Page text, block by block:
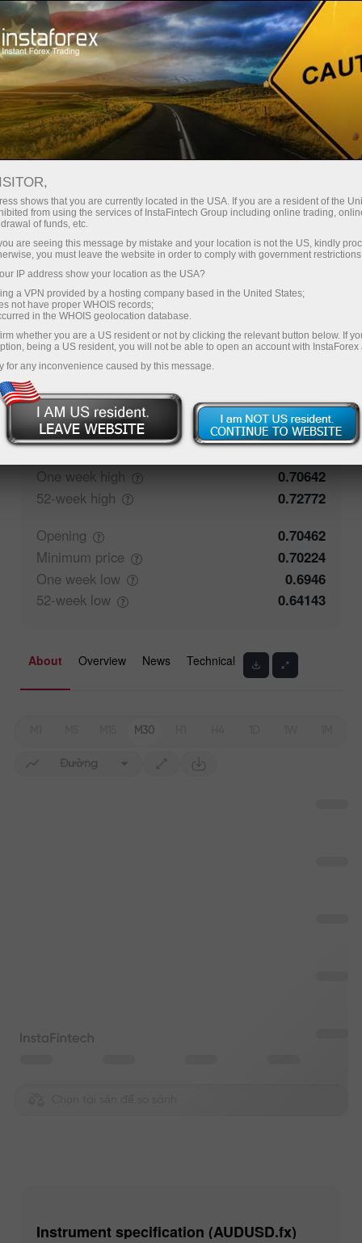
Dành cho Nhà giao dịch
Điều kiện giao dịch
AUDUSD.fx
0.70331 (%) 06 Aug 2026 23:57
Buy
0.70331
0.70324
Traders' feedback
Closing
0.70463
One week high
0.70642
52-week high
0.72772
Opening
0.70462
Minimum price
0.70224
One week low
0.6946
52-week low 0.64143
About Overview News Technical
M30
Đường
Instrument specification (AUDUSD.fx)
shows that you are currently located in the USA. If you are a resident of the
from using the services of InstaFintech Group including online trading,
of funds, etc.
are seeing this message by mistake and your location is not the US, kindly
you must leave the website in order to comply with government
IP address show your location as the USA?
a VPN provided by a hosting company based in the United States;
not have proper WHOIS records;
in the WHOIS geolocation database.
whether you are a US resident or not by clicking the relevant button below. If
being a US resident, you will not be able to open an account with InstaForex
for any inconvenience caused by this message.